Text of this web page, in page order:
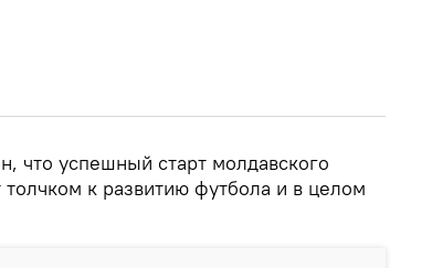
что успешный старт молдавского
к развитию футбола и в целом